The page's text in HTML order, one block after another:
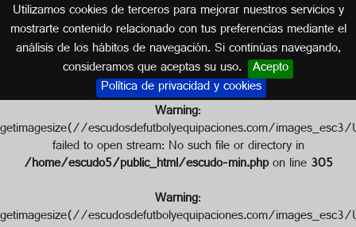
Utilizamos cookies de terceros para mejorar nuestros servicios y
mostrarte contenido relacionado con tus preferencias mediante el
análisis de los hábitos de navegación. Si continúas navegando,
consideramos que aceptas su uso. Acepto
Política de privacidad y cookies
Escudo de S.U. 1º DEZEMBRO
PORTUGAL
Warning:
getimagesize(//escudosdefutbolyequipaciones.com/
failed to open stream: No such file or directory in
/home/escudo5/public_html/escudo-min.phpon line305
Warning:
getimagesize(//escudosdefutbolyequipaciones.com/